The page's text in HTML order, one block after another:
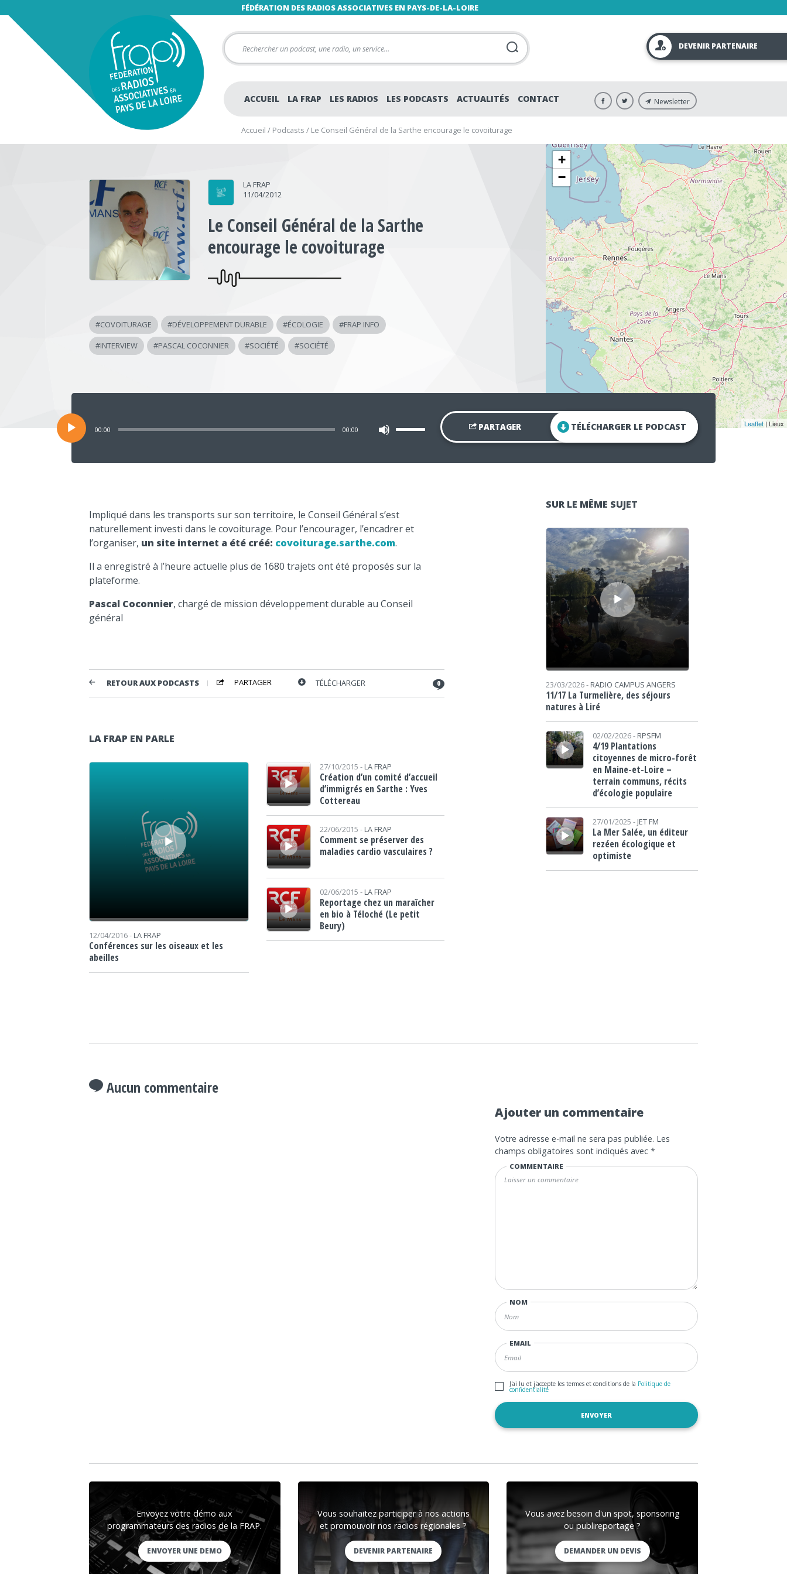
FÉDÉRATION DES RADIOS ASSOCIATIVES EN PAYS-DE-LA-LOIRE
DEVENIR PARTENAIRE
ACCUEIL LA FRAP LES RADIOS LES PODCASTS ACTUALITÉS CONTACT Newsletter
Accueil / Podcasts / Le Conseil Général de la Sarthe encourage le covoiturage
LA FRAP
11/04/2012
Le Conseil Général de la Sarthe
encourage le covoiturage
#COVOITURAGE #DÉVELOPPEMENT DURABLE #ÉCOLOGIE #FRAP INFO
#INTERVIEW #PASCAL COCONNIER #SOCIÉTÉ #SOCIÉTÉ
+
−
Leaflet | Lieux
Lecteur
00:00 00:00 les
pour
PARTAGER TÉLÉCHARGER LE PODCAST
Impliqué dans les transports sur son territoire, le Conseil Général s’est
naturellement investi dans le covoiturage. Pour l’encourager, l’encadrer et
l’organiser, un site internet a été créé: covoiturage.sarthe.com.
Il a enregistré à l’heure actuelle plus de 1680 trajets ont été proposés sur la
plateforme.
Pascal Coconnier, chargé de mission développement durable au Conseil
général
RETOUR AUX PODCASTS PARTAGER TÉLÉCHARGER 0
LA FRAP EN PARLE
Lecteur audio
12/04/2016 - LA FRAP
Conférences sur les oiseaux et les
abeilles
Lecteur audio 27/10/2015 - LA FRAP
Création d’un comité d’accueil
d’immigrés en Sarthe : Yves
Cottereau
Lecteur audio
22/06/2015 - LA FRAP
Comment se préserver des
maladies cardio vasculaires ?
Lecteur audio 02/06/2015 - LA FRAP
Reportage chez un maraîcher
en bio à Téloché (Le petit
Beury)
SUR LE MÊME SUJET
Lecteur audio
23/03/2026 - RADIO CAMPUS ANGERS
11/17 La Turmelière, des séjours
natures à Liré
Lecteur audio
02/02/2026 - RPSFM
4/19 Plantations
citoyennes de micro-forêt
en Maine-et-Loire –
terrain communs, récits
d’écologie populaire
Lecteur audio
27/01/2025 - JET FM
La Mer Salée, un éditeur
rezéen écologique et
optimiste
Aucun commentaire
Ajouter un commentaire
Votre adresse e-mail ne sera pas publiée. Les
champs obligatoires sont indiqués avec*
COMMENTAIRE
NOM
EMAIL
J'ai lu et j'accepte les termes et conditions de la Politique de
confidentialité
Envoyez votre démo aux
programmateurs des radios de la FRAP.
ENVOYER UNE DEMO
Vous souhaitez participer à nos actions
et promouvoir nos radios régionales ?
DEVENIR PARTENAIRE
Vous avez besoin d'un spot, sponsoring
ou publireportage ?
DEMANDER UN DEVIS